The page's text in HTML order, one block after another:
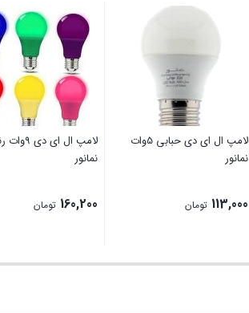
لامپ ال ای دی حبابی 5وات
نمانور
113,000 تومان
لامپ ال ای
نمانور
160,200 تومان